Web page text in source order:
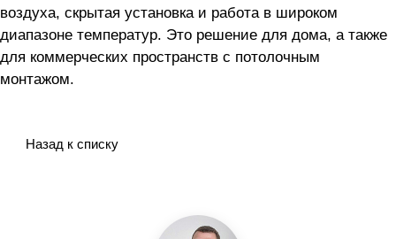
воздуха, скрытая установка и работа в широком
диапазоне температур. Это решение для дома, а также
для коммерческих пространств с потолочным
монтажом.
Назад к списку